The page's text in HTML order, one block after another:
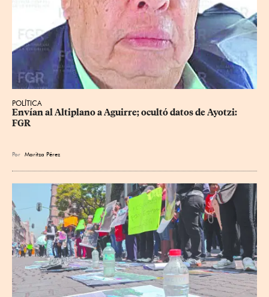
POLÍTICA
Envían al Altiplano a Aguirre; ocultó datos de Ayotzi:
FGR
Por Maritza Pérez